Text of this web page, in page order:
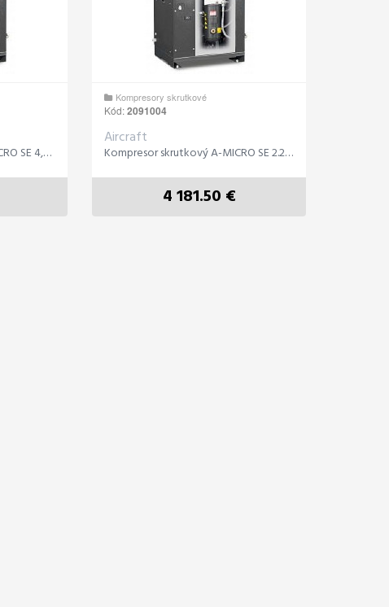
Kompresor skrutkový A-MICRO SE 4,0-08 ( IE3 )
Kompresory skrutkové
Kód:2091004
Aircraft
Kompresor skrutkový A-MICRO SE 2.2-10 M
4 181.50 €